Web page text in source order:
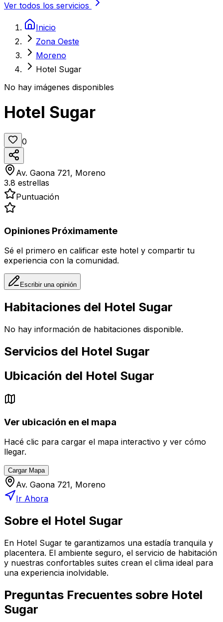
Ver todos los servicios
Inicio
Zona Oeste
Moreno
Hotel Sugar
No hay imágenes disponibles
Hotel Sugar
0
Av. Gaona 721, Moreno
3.8 estrellas
Puntuación
Opiniones Próximamente
Sé el primero en calificar este hotel y compartir tu
experiencia con la comunidad.
Escribir una opinión
Habitaciones del Hotel Sugar
No hay información de habitaciones disponible.
Servicios del Hotel Sugar
Ubicación del Hotel Sugar
Ver ubicación en el mapa
Hacé clic para cargar el mapa interactivo y ver cómo
llegar.
Cargar Mapa
Av. Gaona 721, Moreno
Ir Ahora
Sobre el Hotel Sugar
En Hotel Sugar te garantizamos una estadía tranquila y
placentera. El ambiente seguro, el servicio de habitación
y nuestras confortables suites crean el clima ideal para
una experiencia inolvidable.
Preguntas Frecuentes sobre Hotel
Sugar